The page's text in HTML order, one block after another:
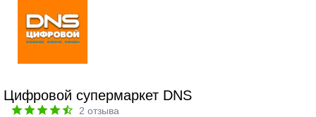
Цифровой супермаркет DNS
2 отзыва